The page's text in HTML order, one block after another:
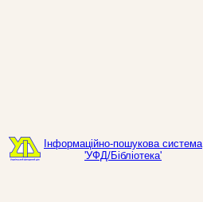
Інформаційно-пошукова система
'УФД/Бібліотека'